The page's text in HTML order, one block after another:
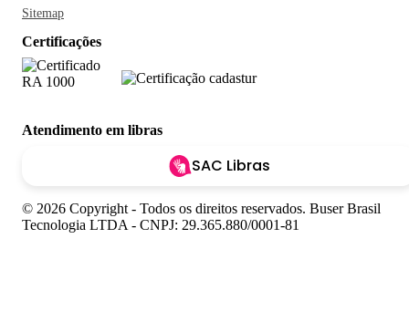
Sitemap
Certificações
Atendimento em libras
SAC Libras
© 2026 Copyright - Todos os direitos reservados. Buser Brasil
Tecnologia LTDA - CNPJ: 29.365.880/0001-81